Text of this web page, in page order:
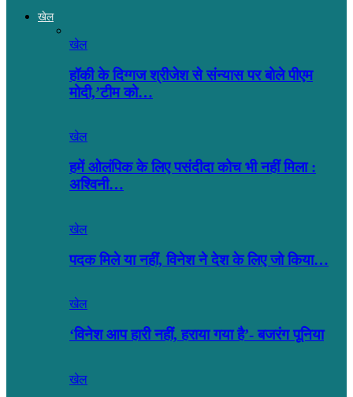
खेल
खेल
हॉकी के दिग्गज श्रीजेश से संन्यास पर बोले पीएम
मोदी,’टीम को…
खेल
हमें ओलंपिक के लिए पसंदीदा कोच भी नहीं मिला :
अश्विनी…
खेल
पदक मिले या नहीं, विनेश ने देश के लिए जो किया…
खेल
‘विनेश आप हारी नहीं, हराया गया है’- बजरंग पूनिया
खेल